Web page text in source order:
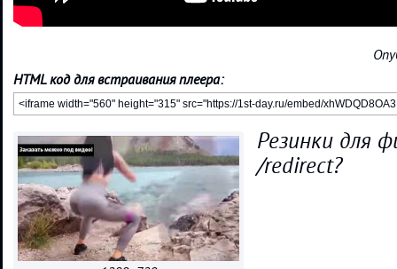
HTML код для встраивания плеера:
Резинки для
/redirect?